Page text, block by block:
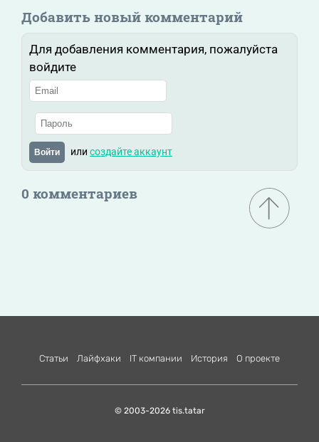
Добавить новый комментарий
Для добавления комментария, пожалуйста
войдите
Войти или создайте аккаунт
0 комментариев
Статьи Лайфхаки IT компании История О проекте
© 2003-2026 tis.tatar